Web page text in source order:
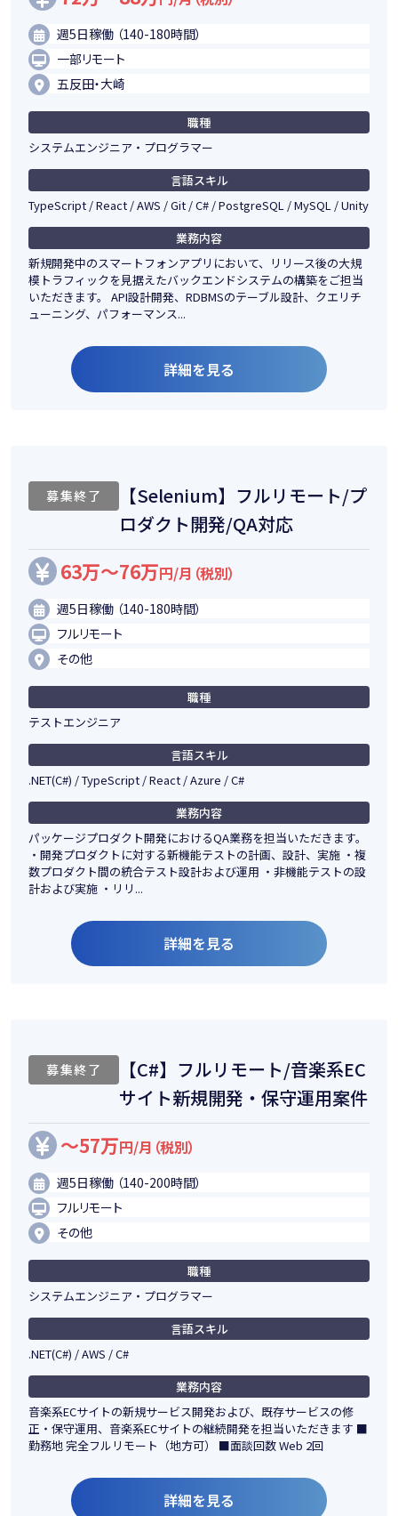
週5日稼働 （140-180時間）
一部リモート
五反田・大崎
職種
システムエンジニア・プログラマー
言語スキル
TypeScript / React / AWS / Git / C# / PostgreSQL / MySQL / Unity
業務内容
新規開発中のスマートフォンアプリにおいて、リリース後の大規
模トラフィックを見据えたバックエンドシステムの構築をご担当
いただきます。 API設計開発、RDBMSのテーブル設計、クエリチ
ューニング、パフォーマンス...
詳細を見る
募集終了
【Selenium】フルリモート/プ
ロダクト開発/QA対応
63万～76万円/月（税別）
週5日稼働 （140-180時間）
フルリモート
その他
職種
テストエンジニア
言語スキル
.NET(C#) / TypeScript / React / Azure / C#
業務内容
パッケージプロダクト開発におけるQA業務を担当いただきます。
・開発プロダクトに対する新機能テストの計画、設計、実施 ・複
数プロダクト間の統合テスト設計および運用 ・非機能テストの設
計および実施 ・リリ...
詳細を見る
募集終了
【C#】フルリモート/音楽系EC
サイト新規開発・保守運用案件
～57万円/月（税別）
週5日稼働 （140-200時間）
フルリモート
その他
職種
システムエンジニア・プログラマー
言語スキル
.NET(C#) / AWS / C#
業務内容
音楽系ECサイトの新規サービス開発および、既存サービスの修
正・保守運用、音楽系ECサイトの継続開発を担当いただきます ■
勤務地 完全フルリモート（地方可） ■面談回数 Web 2回
詳細を見る